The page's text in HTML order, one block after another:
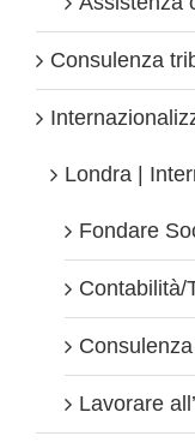
Consulenza
Londra |
Fondare
Contabilità/
Lavorare